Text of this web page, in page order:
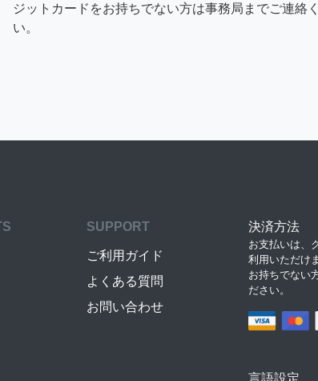
ジットカードをお持ちでない方は事務局までご連絡
い。
SUPPORT
ご利用ガイド
よくある質問
お問い合わせ
決済方法
お支払いは、
利用いただけ
お持ちでない
ださい。
言語設定